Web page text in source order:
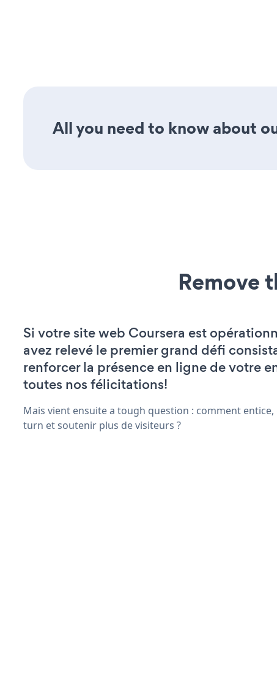
All you need to know about
Remove
Si votre site web Coursera est
avez relevé le premier grand défi
renforcer la présence en ligne de votre
toutes nos félicitations!
Mais vient ensuite a tough question : comment entice,
turn et soutenir plus de visiteurs ?